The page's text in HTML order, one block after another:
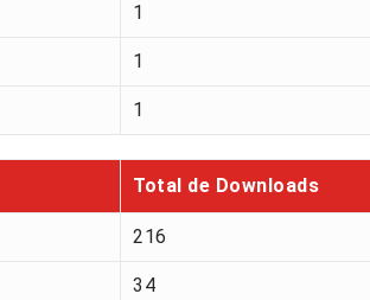
1
1
1
Total de Downloads
216
34